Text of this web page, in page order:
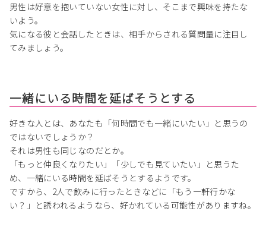
男性は好意を抱いていない女性に対し、そこまで興味を持たな
いよう。
気になる彼と会話したときは、相手からされる質問量に注目し
てみましょう。
一緒にいる時間を延ばそうとする
好きな人とは、あなたも「何時間でも一緒にいたい」と思うの
ではないでしょうか？
それは男性も同じなのだとか。
「もっと仲良くなりたい」「少しでも見ていたい」と思うた
め、一緒にいる時間を延ばそうとするようです。
ですから、2人で飲みに行ったときなどに「もう一軒行かな
い？」と誘われるようなら、好かれている可能性がありますね。